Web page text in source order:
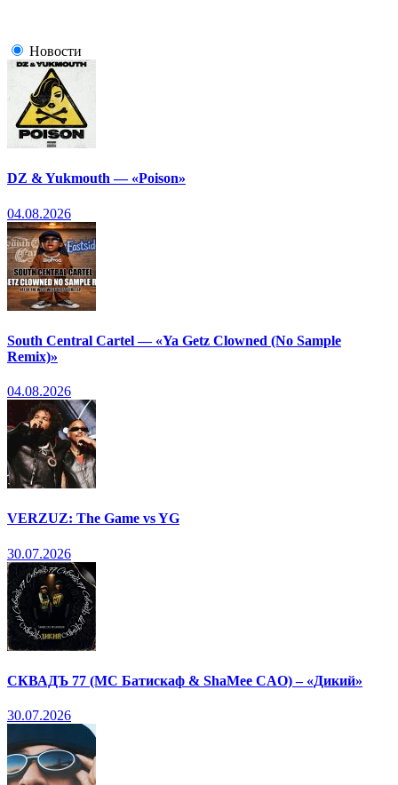
Новости
DZ & Yukmouth — «Poison»
04.08.2026
South Central Cartel — «Ya Getz Clowned (No Sample
Remix)»
04.08.2026
VERZUZ: The Game vs YG
30.07.2026
СКВАДЪ 77 (МС Батискаф & ShaMee CAO) – «Дикий»
30.07.2026